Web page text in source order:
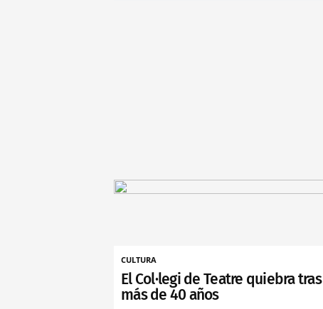
CULTURA
El Col·legi de Teatre quiebra tras
más de 40 años